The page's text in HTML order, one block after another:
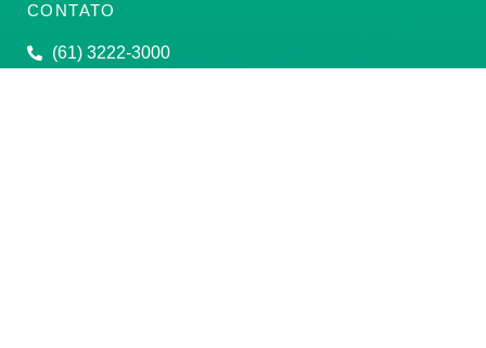
CONTATO
(61) 3222-3000